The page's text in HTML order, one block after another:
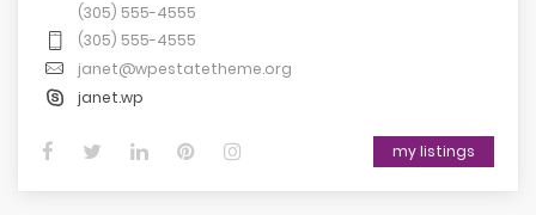
(305) 555-4555
(305) 555-4555
janet@wpestatetheme.org
janet.wp
my listings